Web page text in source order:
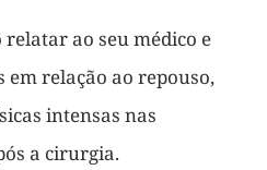
relatar ao seu médico e
em relação ao repouso,
intensas nas
a cirurgia.